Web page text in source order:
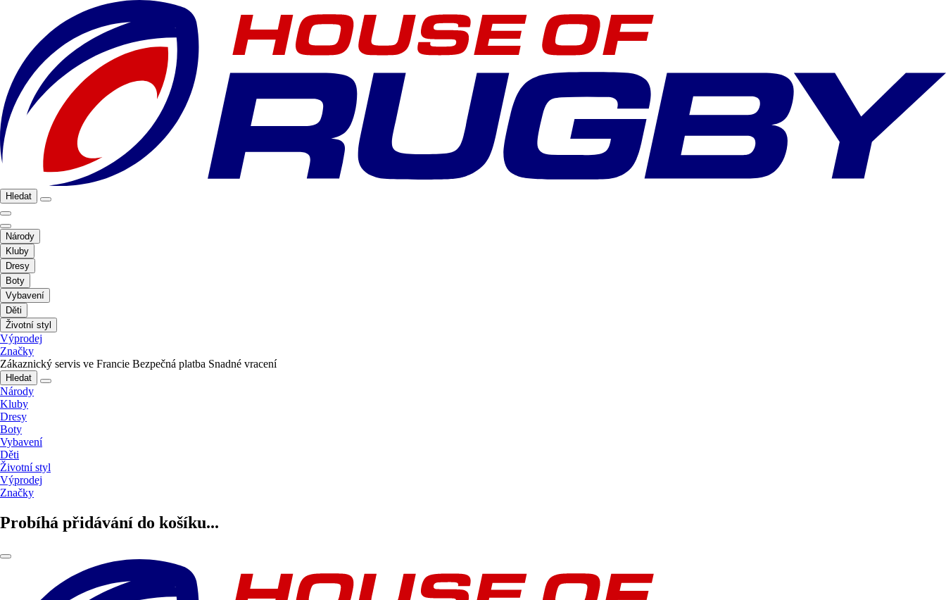
Hledat
Národy
Kluby
Dresy
Boty
Vybavení
Děti
Životní styl
Výprodej
Značky
Zákaznický servis ve Francie Bezpečná platba Snadné vracení
Hledat
Národy
Kluby
Dresy
Boty
Vybavení
Děti
Životní styl
Výprodej
Značky
Probíhá přidávání do košíku...